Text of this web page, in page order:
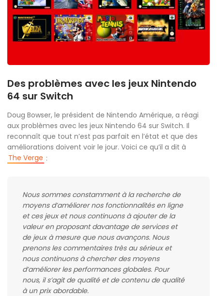
Des problèmes avec les jeux Nintendo
64 sur Switch
Doug Bowser, le président de Nintendo Amérique, a réagi
aux problèmes avec les jeux Nintendo 64 sur Switch. Il
reconnaît que tout n’est pas parfait en l’état et que des
améliorations doivent voir le jour. Voici ce qu’il a dit à
The Verge :
Nous sommes constamment à la recherche de
moyens d’améliorer nos fonctionnalités en ligne
et ces jeux et nous continuons à ajouter de la
valeur en proposant davantage de services et
de jeux à mesure que nous avançons. Nous
prenons les commentaires très au sérieux et
nous continuons à chercher des moyens
d’améliorer les performances globales. Pour
nous, il s’agit de qualité et de contenu de qualité
à un prix abordable.